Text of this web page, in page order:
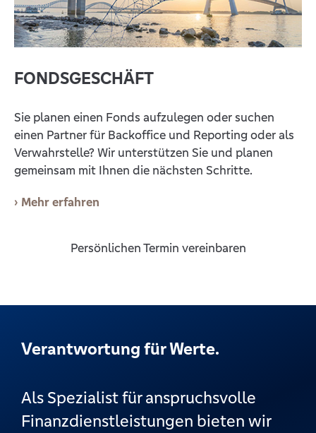
FONDSGESCHÄFT
Sie planen einen Fonds aufzulegen oder suchen
einen Partner für Backoffice und Reporting oder als
Verwahrstelle? Wir unterstützen Sie und planen
gemeinsam mit Ihnen die nächsten Schritte.
Mehr erfahren
Persönlichen Termin vereinbaren
Verantwortung für Werte.
Als Spezialist für anspruchsvolle
Finanzdienstleistungen bieten wir